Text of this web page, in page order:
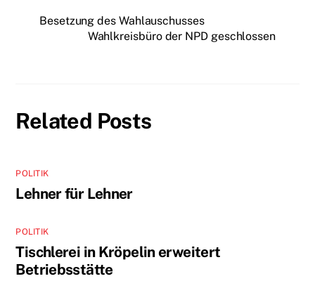
Besetzung des Wahlauschusses
Wahlkreisbüro der NPD geschlossen
Related Posts
POLITIK
Lehner für Lehner
POLITIK
Tischlerei in Kröpelin erweitert
Betriebsstätte